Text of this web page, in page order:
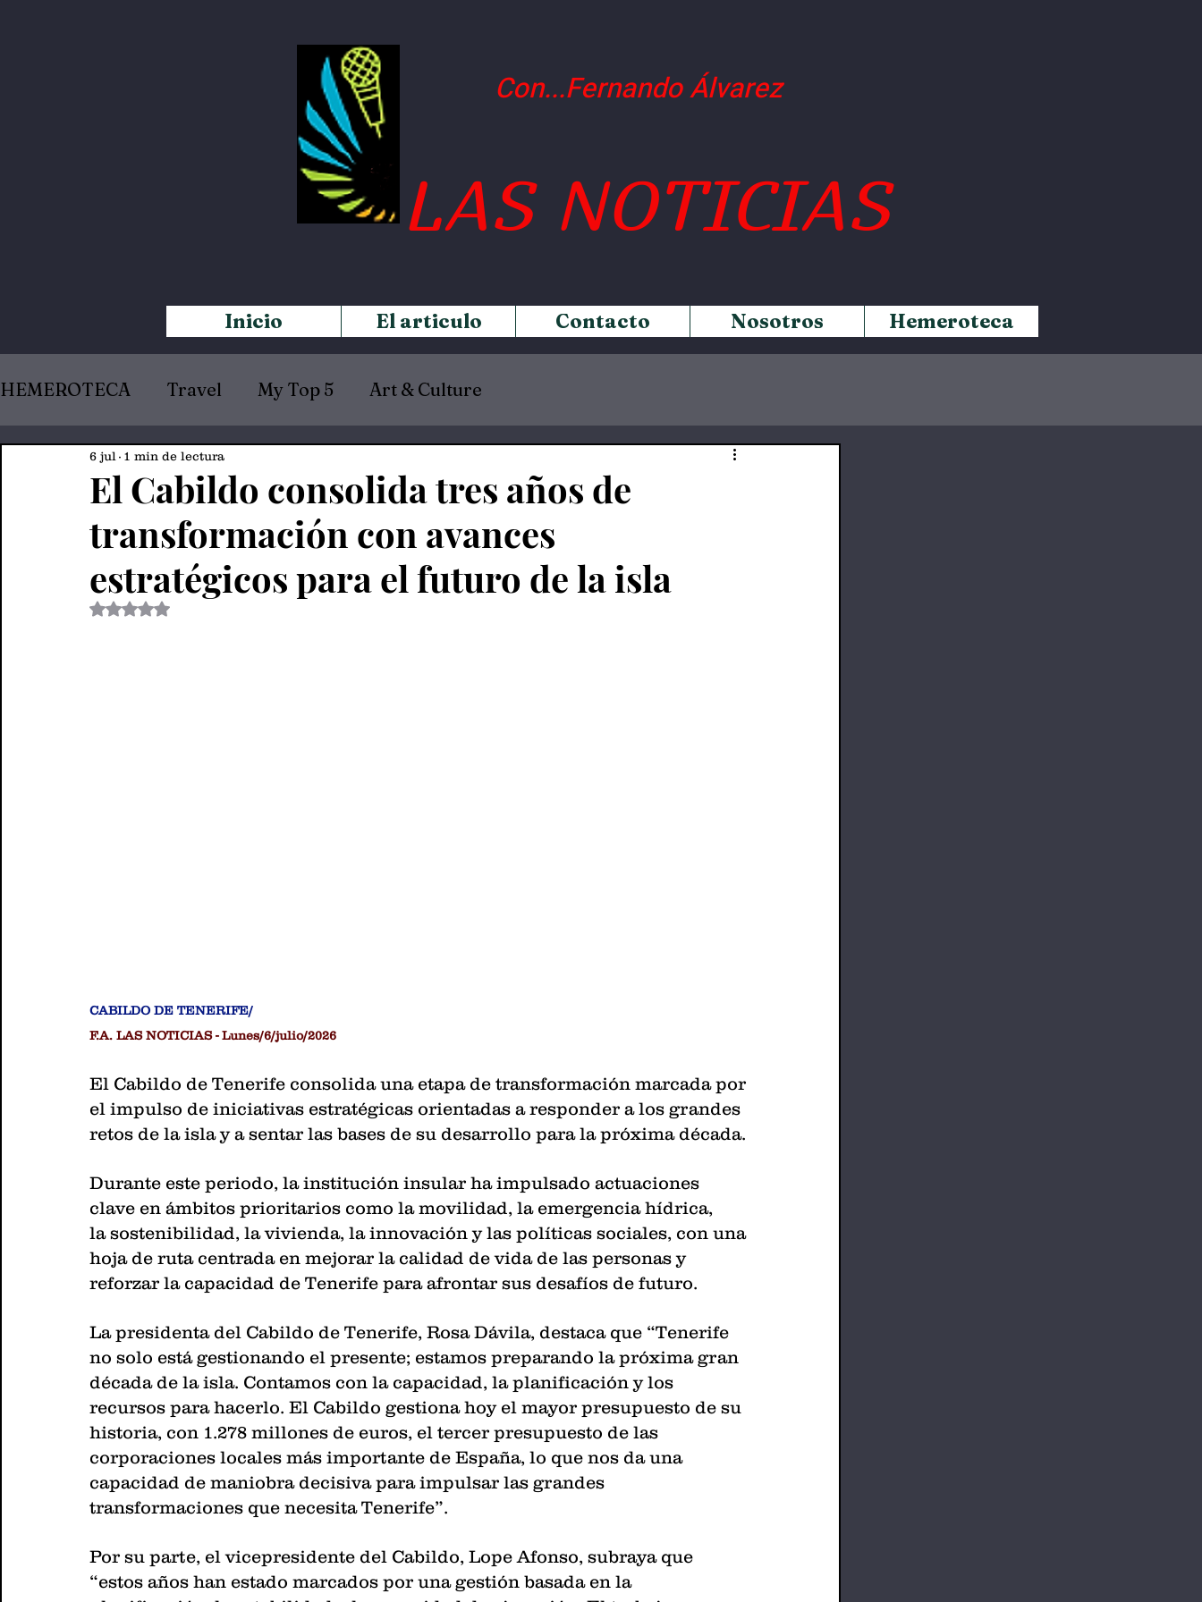
Con...Fernando Álvarez
LAS NOTICIAS
Inicio El articulo Contacto Nosotros Hemeroteca
HEMEROTECA Travel My Top 5 Art & Culture
El Cabildo consolida tres años de
transformación con avances
estratégicos para el futuro de la isla
6 jul 1 min de lectura
Obtuvo NaN de 5 estrellas.
CABILDO DE TENERIFE/
F.A. LAS NOTICIAS - Lunes/6/julio/2026
El Cabildo de Tenerife consolida una etapa de transformación marcada por
el impulso de iniciativas estratégicas orientadas a responder a los grandes
retos de la isla y a sentar las bases de su desarrollo para la próxima década.
Durante este periodo, la institución insular ha impulsado actuaciones
clave en ámbitos prioritarios como la movilidad, la emergencia hídrica,
la sostenibilidad, la vivienda, la innovación y las políticas sociales, con una
hoja de ruta centrada en mejorar la calidad de vida de las personas y
reforzar la capacidad de Tenerife para afrontar sus desafíos de futuro.
La presidenta del Cabildo de Tenerife, Rosa Dávila, destaca que “Tenerife
no solo está gestionando el presente; estamos preparando la próxima gran
década de la isla. Contamos con la capacidad, la planificación y los
recursos para hacerlo. El Cabildo gestiona hoy el mayor presupuesto de su
historia, con 1.278 millones de euros, el tercer presupuesto de las
corporaciones locales más importante de España, lo que nos da una
capacidad de maniobra decisiva para impulsar las grandes
transformaciones que necesita Tenerife”.
Por su parte, el vicepresidente del Cabildo, Lope Afonso, subraya que
“estos años han estado marcados por una gestión basada en la